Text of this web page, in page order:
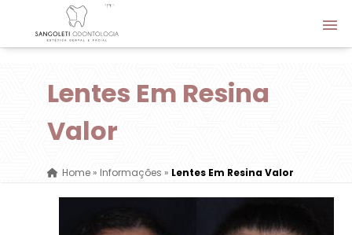
Lentes Em Resina
Valor
Home» Informações » Lentes Em Resina Valor